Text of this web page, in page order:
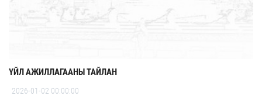
ҮЙЛ АЖИЛЛАГААНЫ ТАЙЛАН
2026-01-02 00:00:00